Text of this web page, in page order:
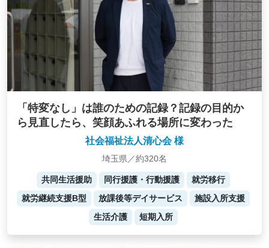
「特変なし」は誰のための記録？記録の目的か
ら見直したら、笑顔あふれる場所に変わった
社会福祉法人清心会 様
埼玉県／約320名
共同生活援助 同行援護・行動援護
就労移行
就労継続支援B型
放課後等デイサービス
施設入所支援
生活介護
短期入所